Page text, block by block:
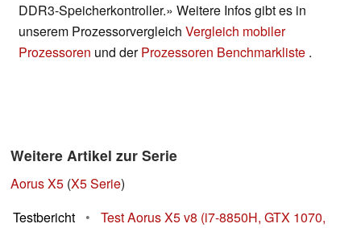
DDR3-Speicherkontroller.» Weitere Infos gibt es in
unserem Prozessorvergleich Vergleich mobiler
Prozessoren und derProzessoren Benchmarkliste .
Weitere Artikel zur Serie
Aorus X5 (X5 Serie)
Testbericht
•
Test Aorus X5 v8 (i7-8850H, GTX 1070,